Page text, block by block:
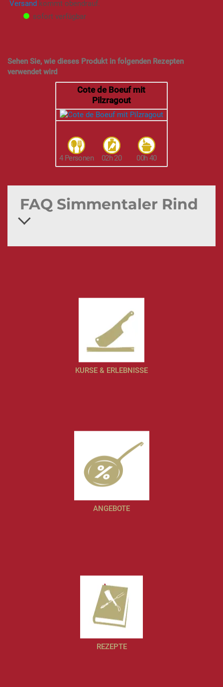
Versandkommt obendrauf.
sofort verfügbar
Sehen Sie, wie dieses Produkt in folgenden Rezepten
verwendet wird
Cote de Boeuf mit
Pilzragout
4 Personen 02h 20 00h 40
FAQ Simmentaler Rind
KURSE & ERLEBNISSE
ANGEBOTE
REZEPTE